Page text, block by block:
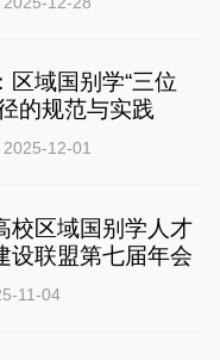
区域国别学“三位
的规范与实践
2025-12-01
校区域国别学人才
设联盟第七届年会
11-04